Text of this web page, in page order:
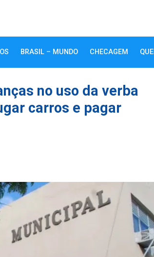
BRASIL – MUNDO CHECAGEM
no uso da verba
carros e pagar